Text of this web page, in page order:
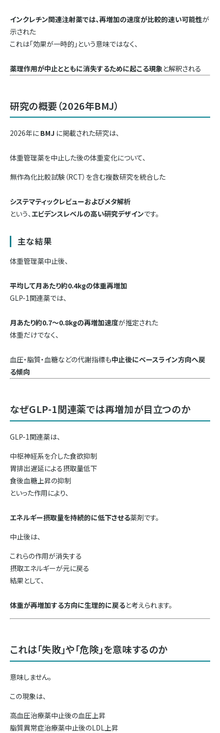
インクレチン関連注射薬では、再増加の速度が比較的速い可能性が
示された
これは「効果が一時的」という意味ではなく、
薬理作用が中止とともに消失するために起こる現象と解釈される
研究の概要（2026年BMJ）
2026年に BMJ に掲載された研究は、
体重管理薬を中止した後の体重変化について、
無作為化比較試験（RCT）を含む複数研究を統合した
システマティックレビューおよびメタ解析
という、エビデンスレベルの高い研究デザインです。
主な結果
体重管理薬中止後、
平均して月あたり約0.4kgの体重再増加
GLP-1関連薬では、
月あたり約0.7〜0.8kgの再増加速度が推定された
体重だけでなく、
血圧・脂質・血糖などの代謝指標も中止後にベースライン方向へ戻
る傾向
なぜGLP-1関連薬では再増加が目立つのか
GLP-1関連薬は、
中枢神経系を介した食欲抑制
胃排出遅延による摂取量低下
食後血糖上昇の抑制
といった作用により、
エネルギー摂取量を持続的に低下させる薬剤です。
中止後は、
これらの作用が消失する
摂取エネルギーが元に戻る
結果として、
体重が再増加する方向に生理的に戻ると考えられます。
これは「失敗」や「危険」を意味するのか
意味しません。
この現象は、
高血圧治療薬中止後の血圧上昇
脂質異常症治療薬中止後のLDL上昇